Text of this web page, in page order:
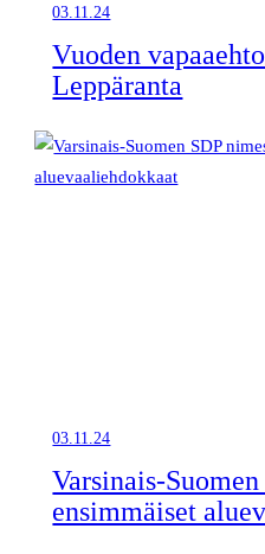
03.11.24
Vuoden
Leppäranta
03.11.24
Varsinais-
ensimmäiset